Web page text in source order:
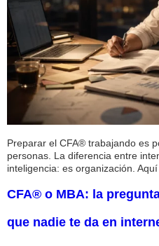
Preparar el CFA® trabajando es
personas. La diferencia entre
inteligencia: es organización.
CFA® o MBA: la
que nadie te da en